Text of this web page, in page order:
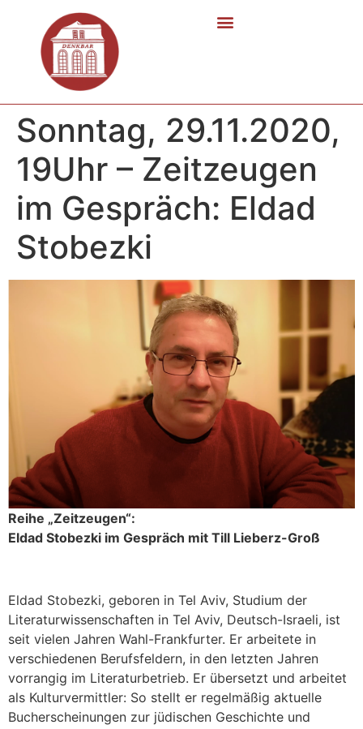
Sonntag, 29.11.2020,
19Uhr – Zeitzeugen
im Gespräch: Eldad
Stobezki
Reihe „Zeitzeugen“:
Eldad Stobezki im Gespräch mit Till Lieberz-Groß
Eldad Stobezki, geboren in Tel Aviv, Studium der
Literaturwissenschaften in Tel Aviv, Deutsch-Israeli, ist
seit vielen Jahren Wahl-Frankfurter. Er arbeitete in
verschiedenen Berufsfeldern, in den letzten Jahren
vorrangig im Literaturbetrieb. Er übersetzt und arbeitet
als Kulturvermittler: So stellt er regelmäßig aktuelle
Bucherscheinungen zur jüdischen Geschichte und